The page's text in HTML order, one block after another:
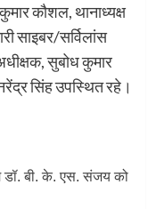
कौशल, थानाध्यक्ष
साइबर/सर्विलांस
सुबोध कुमार
सिंह उपस्थित रहे।
डॉ. बी. के. एस. संजय को